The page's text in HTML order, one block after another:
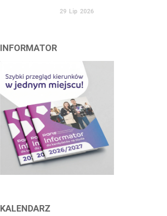
29 Lip 2026
INFORMATOR
KALENDARZ